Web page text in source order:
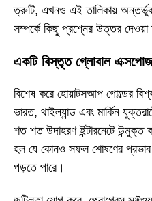
ত্রুটি, এখনও এই তালিকায়
সম্পর্কে কিছু প্রশ্নের উত্তর দেওয়া
একটি বিস্তৃত গ্লোবাল
বিশেষ করে হোয়াটসআপ গোল্ডের
ভারত, থাইল্যান্ড এবং মার্কিন
শত শত উদাহরণ ইন্টারনেটে উন্মুক্ত
হল যে কোনও সফল শোষণের প্রভাব
পড়তে পারে।